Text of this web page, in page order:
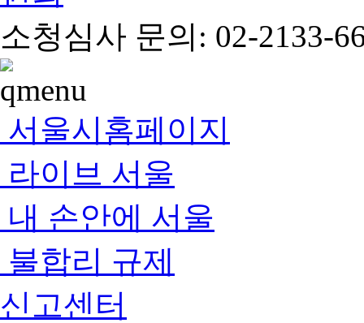
소청심사 문의: 02-2133-
서울시홈페이지
라이브 서울
내 손안에 서울
불합리 규제
신고센터